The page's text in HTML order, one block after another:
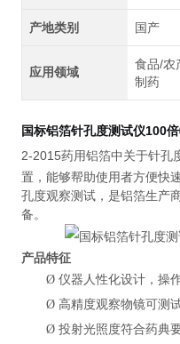
产地类别 国产
应用领域
食品/农
制药
国标铝箔针孔度测试仪100
2-2015药用铝箔中关于针孔
置，能够帮助使用者方便快
孔度观察测试，是铝箔生产
备。
产品特征
Ø 仪器人性化设计，操
Ø 高精度观察物镜可测
Ø 投射光照度符合药典